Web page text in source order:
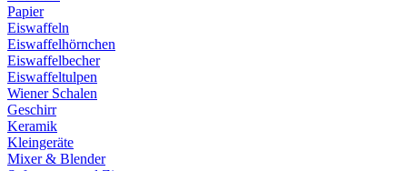
Papier
Eiswaffeln
Eiswaffelhörnchen
Eiswaffelbecher
Eiswaffeltulpen
Wiener Schalen
Geschirr
Keramik
Kleingeräte
Mixer & Blender